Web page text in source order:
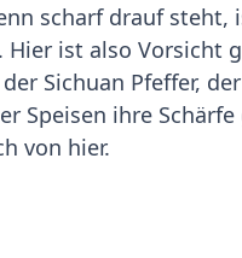
scharf drauf steht,
Hier ist also Vorsicht
Sichuan Pfeffer,
Speisen ihre
von hier.